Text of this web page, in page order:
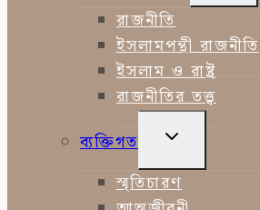
রাজনীতি
ইসলামপন্থী রাজনীতি
ইসলাম ও রাষ্ট্র
রাজনীতির তত্ত্ব
ব্যক্তিগত
TOGGLE
MENU
স্মৃতিচারণ